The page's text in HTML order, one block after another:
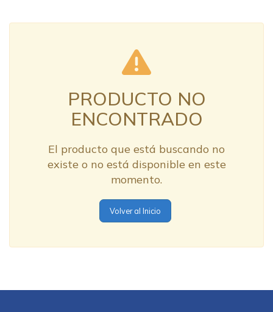
PRODUCTO NO
ENCONTRADO
El producto que está buscando no
existe o no está disponible en este
momento.
Volver al Inicio